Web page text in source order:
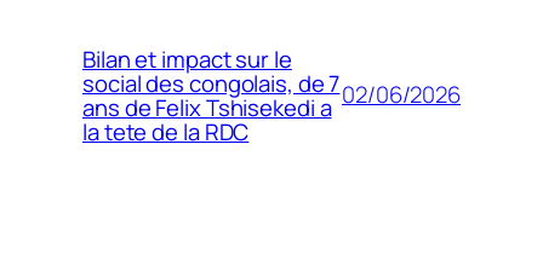
Bilan et impact sur le
social des congolais, de 7
ans de Felix Tshisekedi a
la tete de la RDC
02/06/2026